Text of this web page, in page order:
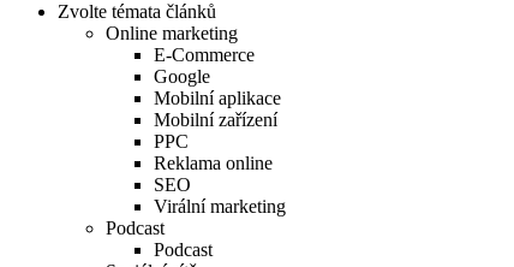
Zvolte témata článků
Online marketing
E-Commerce
Google
Mobilní aplikace
Mobilní zařízení
PPC
Reklama online
SEO
Virální marketing
Podcast
Podcast